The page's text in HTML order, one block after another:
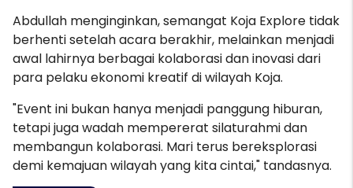
Abdullah menginginkan, semangat Koja Explore tidak
berhenti setelah acara berakhir, melainkan menjadi
awal lahirnya berbagai kolaborasi dan inovasi dari
para pelaku ekonomi kreatif di wilayah Koja.
"Event ini bukan hanya menjadi panggung hiburan,
tetapi juga wadah mempererat silaturahmi dan
membangun kolaborasi. Mari terus bereksplorasi
demi kemajuan wilayah yang kita cintai," tandasnya.